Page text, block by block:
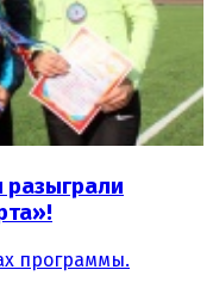
программы.